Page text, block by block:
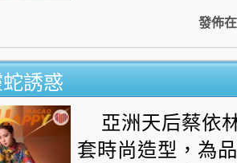
發佈在
誘惑
亞洲天后蔡依
套時尚造型，為